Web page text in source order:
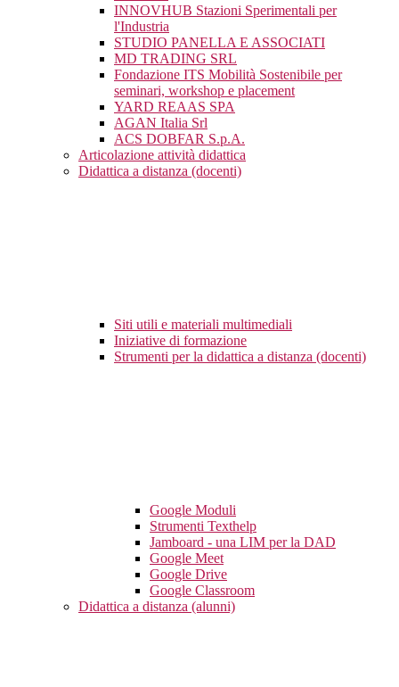
INNOVHUB Stazioni Sperimentali per
l'Industria
STUDIO PANELLA E ASSOCIATI
MD TRADING SRL
Fondazione ITS Mobilità Sostenibile per
seminari, workshop e placement
YARD REAAS SPA
AGAN Italia Srl
ACS DOBFAR S.p.A.
Articolazione attività didattica
Didattica a distanza (docenti)
Siti utili e materiali multimediali
Iniziative di formazione
Strumenti per la didattica a distanza (docenti)
Google Moduli
Strumenti Texthelp
Jamboard - una LIM per la DAD
Google Meet
Google Drive
Google Classroom
Didattica a distanza (alunni)